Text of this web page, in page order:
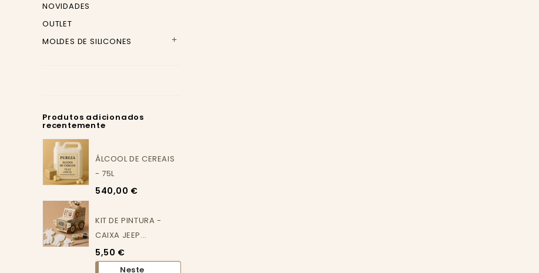
NOVIDADES
OUTLET
MOLDES DE SILICONES

Produtos adicionados
recentemente
ÁLCOOL DE CEREAIS
- 75L
540,00 €
KIT DE PINTURA -
CAIXA JEEP...
5,50 €
Neste